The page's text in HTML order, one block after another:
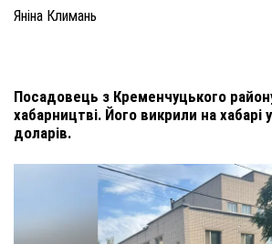
Яніна Климань
Посадовець з Кременчуцького
хабарництві. Його викрили на хабарі
доларів.